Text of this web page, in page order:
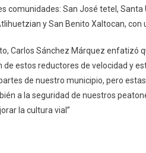
comunidades: San José tetel,
y San Benito Xaltocan,
Carlos Sánchez Márquez enfatizó
estos reductores de velocidad y
de nuestro municipio, pero
a la seguridad de nuestros
la cultura vial”